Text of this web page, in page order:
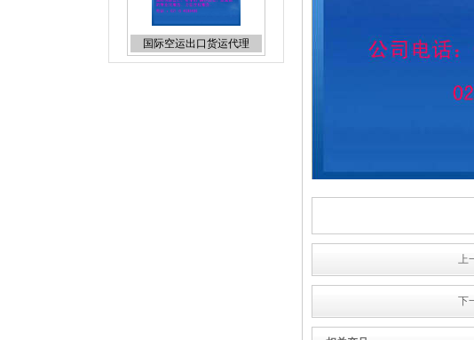
化工品原品名出口国际货运
上
下